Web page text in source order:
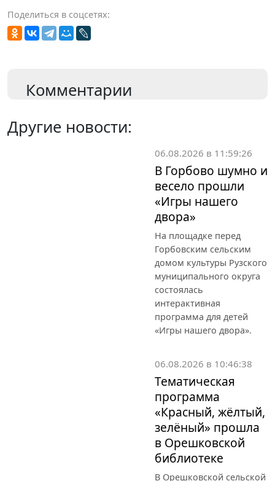
Поделиться в соцсетях:
Комментарии
Другие новости:
06.08.2026 в 11:59:26
В Горбово шумно и
весело прошли
«Игры нашего
двора»
На площадке перед
Горбовским сельским
домом культуры Рузского
муниципального округа
состоялась
интерактивная
программа для детей
«Игры нашего двора».
06.08.2026 в 10:46:38
Тематическая
программа
«Красный, жёлтый,
зелёный» прошла
в Орешковской
библиотеке
В Орешковской сельской